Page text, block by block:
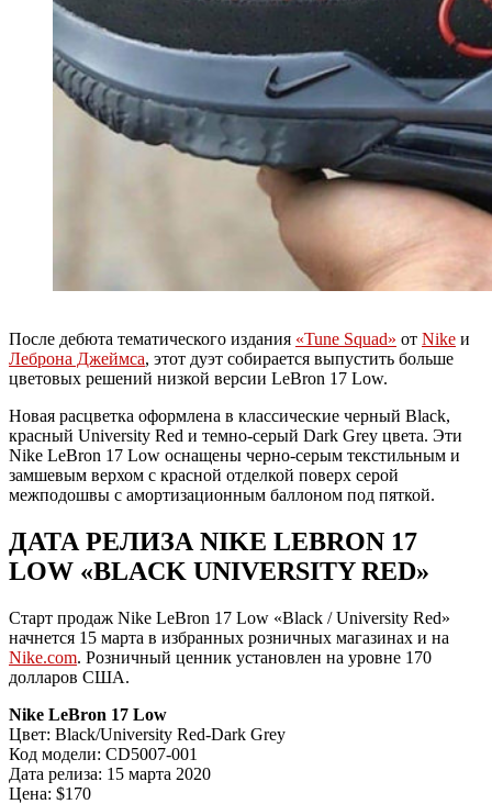
После дебюта тематического издания «Tune Squad» от Nike и
Леброна Джеймса, этот дуэт собирается выпустить больше
цветовых решений низкой версии LeBron 17 Low.
Новая расцветка оформлена в классические черный Black,
красный University Red и темно-серый Dark Grey цвета. Эти
Nike LeBron 17 Low оснащены черно-серым текстильным и
замшевым верхом с красной отделкой поверх серой
межподошвы с амортизационным баллоном под пяткой.
ДАТА РЕЛИЗА NIKE LEBRON 17
LOW «BLACK UNIVERSITY RED»
Старт продаж Nike LeBron 17 Low «Black / University Red»
начнется 15 марта в избранных розничных магазинах и на
Nike.com. Розничный ценник установлен на уровне 170
долларов США.
Nike LeBron 17 Low
Цвет: Black/University Red-Dark Grey
Код модели: CD5007-001
Дата релиза: 15 марта 2020
Цена: $170